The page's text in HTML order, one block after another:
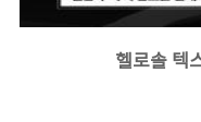
헬로솔 텍